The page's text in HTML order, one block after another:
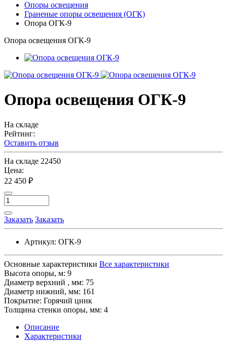
Опоры освещения
Граненые опоры освещения (ОГК)
Опора ОГК-9
Опора освещения ОГК-9
Опора освещения ОГК-9
На складе
Рейтинг:
Оставить отзыв
На складе 22450
Цена:
22 450 ₽
Заказать Заказать
Артикул: ОГК-9
Основные характеристики Все характеристики
Высота опоры, м: 9
Диaмeтp верхний , мм: 75
Диaмeтp нижний, мм: 161
Покрытие: Горячий цинк
Толщина стенки опоры, мм: 4
Описание
Характеристики